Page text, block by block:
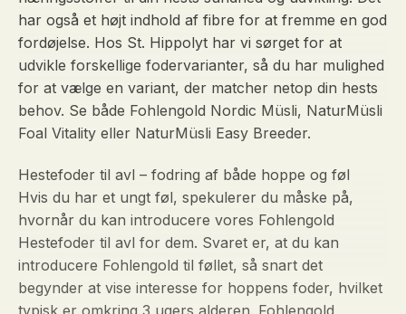
har også et højt indhold af fibre for at fremme en god
fordøjelse. Hos St. Hippolyt har vi sørget for at
udvikle forskellige fodervarianter, så du har mulighed
for at vælge en variant, der matcher netop din hests
behov. Se både Fohlengold Nordic Müsli, NaturMüsli
Foal Vitality eller NaturMüsli Easy Breeder.
Hestefoder til avl – fodring af både hoppe og føl
Hvis du har et ungt føl, spekulerer du måske på,
hvornår du kan introducere vores Fohlengold
Hestefoder til avl for dem. Svaret er, at du kan
introducere Fohlengold til føllet, så snart det
begynder at vise interesse for hoppens foder, hvilket
typisk er omkring 3 ugers alderen. Fohlengold